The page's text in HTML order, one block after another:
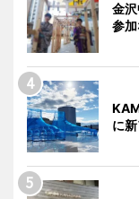
金
参
に